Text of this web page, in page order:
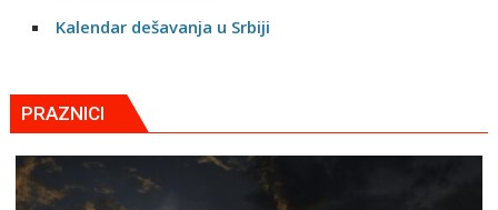
Kalendar dešavanja u Srbiji
PRAZNICI